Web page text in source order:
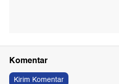
Komentar
Kirim Komentar